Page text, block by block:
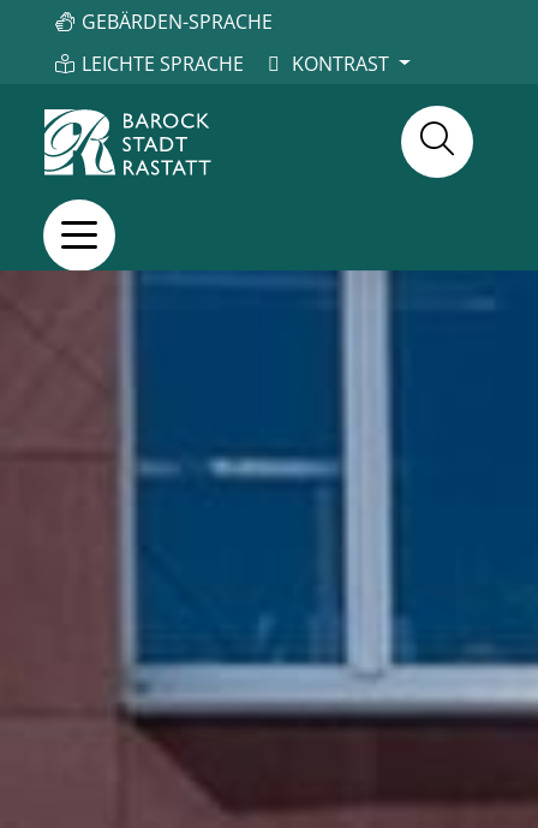
GEBÄRDEN-SPRACHE
LEICHTE SPRACHE
KONTRAST